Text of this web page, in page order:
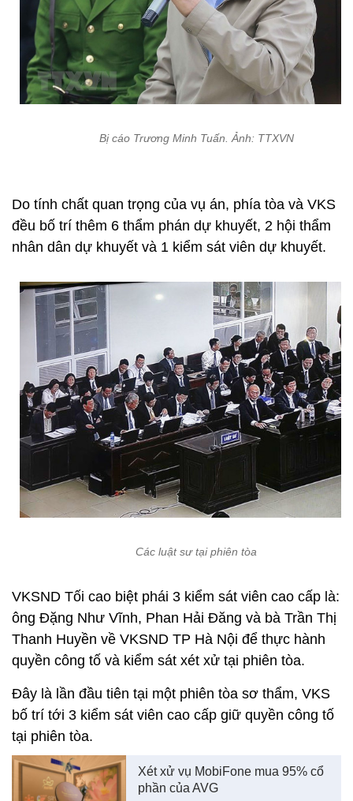
Bị cáo Trương Minh Tuấn. Ảnh: TTXVN
Do tính chất quan trọng của vụ án, phía tòa và VKS
đều bố trí thêm 6 thẩm phán dự khuyết, 2 hội thẩm
nhân dân dự khuyết và 1 kiểm sát viên dự khuyết.
Các luật sư tại phiên tòa
VKSND Tối cao biệt phái 3 kiểm sát viên cao cấp là:
ông Đặng Như Vĩnh, Phan Hải Đăng và bà Trần Thị
Thanh Huyền về VKSND TP Hà Nội để thực hành
quyền công tố và kiểm sát xét xử tại phiên tòa.
Đây là lần đầu tiên tại một phiên tòa sơ thẩm, VKS
bố trí tới 3 kiểm sát viên cao cấp giữ quyền công tố
tại phiên tòa.
Xét xử vụ MobiFone mua 95% cổ
phần của AVG